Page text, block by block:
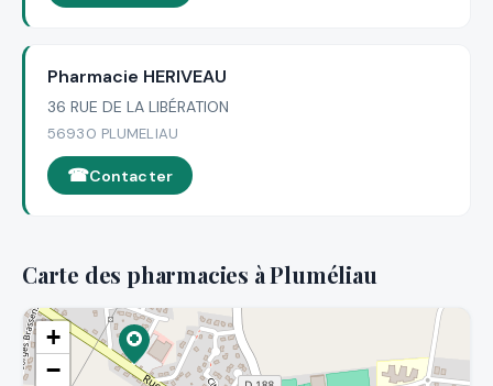
Pharmacie HERIVEAU
36 RUE DE LA LIBÉRATION
56930 PLUMELIAU
Contacter
Carte des pharmacies à Pluméliau
+
−